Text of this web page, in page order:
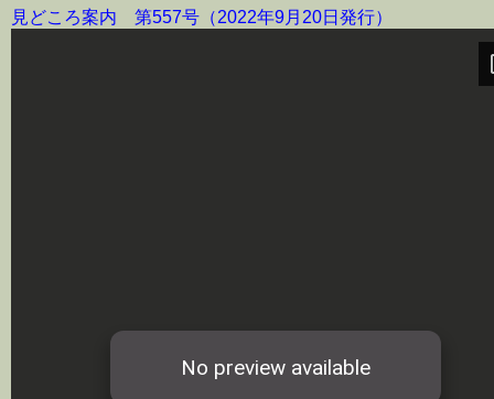
見どころ案内 第557号（2022年9月20日発行）